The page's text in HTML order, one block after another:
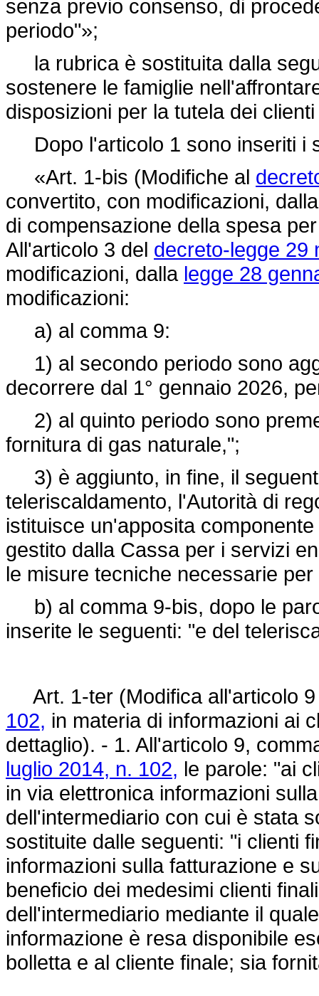
senza previo consenso, di
periodo"»;
la rubrica è sostituita dalla
sostenere le famiglie
disposizioni per la tutela dei
Dopo l'articolo 1 sono inseriti i
«Art. 1-bis (Modifiche al
convertito, con modificazioni,
di compensazione della spesa
All'articolo 3 del decreto-legge 29
modificazioni, dalla legge 28
modificazioni:
a) al comma 9:
1) al secondo periodo sono
decorrere dal 1° gennaio 2026,
2) al quinto periodo sono
fornitura di gas naturale,";
3) è aggiunto, in fine, il
teleriscaldamento, l'Autorità di
istituisce un'apposita
gestito dalla Cassa per i servizi
le misure tecniche necessarie
b) al comma 9-bis, dopo le
inserite le seguenti: "e del
Art. 1-ter (Modifica all'articolo
102, in materia di informazioni ai
dettaglio). - 1. All'articolo 9,
luglio 2014, n. 102, le parole: "ai
in via elettronica informazioni
dell'intermediario con cui è stata
sostituite dalle seguenti: "i clienti
informazioni sulla fatturazione e
beneficio dei medesimi clienti
dell'intermediario mediante il
informazione è resa disponibile
bolletta e al cliente finale; sia